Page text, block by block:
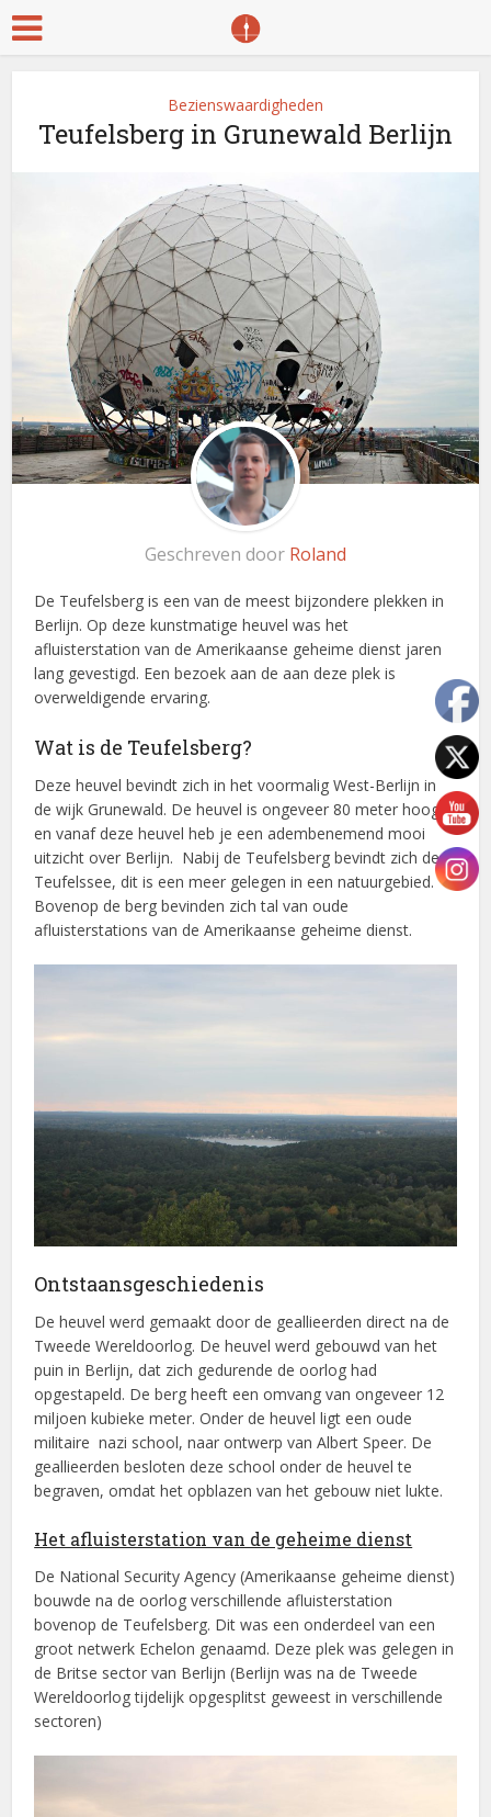
Bezienswaardigheden
Teufelsberg in Grunewald Berlijn
Geschreven door Roland
De Teufelsberg is een van de meest bijzondere plekken in
Berlijn. Op deze kunstmatige heuvel was het
afluisterstation van de Amerikaanse geheime dienst jaren
lang gevestigd. Een bezoek aan de aan deze plek is
overweldigende ervaring.
Wat is de Teufelsberg?
Deze heuvel bevindt zich in het voormalig West-Berlijn in
de wijk Grunewald. De heuvel is ongeveer 80 meter hoog
en vanaf deze heuvel heb je een adembenemend mooi
uitzicht over Berlijn. Nabij de Teufelsberg bevindt zich de
Teufelssee, dit is een meer gelegen in een natuurgebied.
Bovenop de berg bevinden zich tal van oude
afluisterstations van de Amerikaanse geheime dienst.
Ontstaansgeschiedenis
De heuvel werd gemaakt door de geallieerden direct na de
Tweede Wereldoorlog. De heuvel werd gebouwd van het
puin in Berlijn, dat zich gedurende de oorlog had
opgestapeld. De berg heeft een omvang van ongeveer 12
miljoen kubieke meter. Onder de heuvel ligt een oude
militaire nazi school, naar ontwerp van Albert Speer. De
geallieerden besloten deze school onder de heuvel te
begraven, omdat het opblazen van het gebouw niet lukte.
Het afluisterstation van de geheime dienst
De National Security Agency (Amerikaanse geheime dienst)
bouwde na de oorlog verschillende afluisterstation
bovenop de Teufelsberg. Dit was een onderdeel van een
groot netwerk Echelon genaamd. Deze plek was gelegen in
de Britse sector van Berlijn (Berlijn was na de Tweede
Wereldoorlog tijdelijk opgesplitst geweest in verschillende
sectoren)